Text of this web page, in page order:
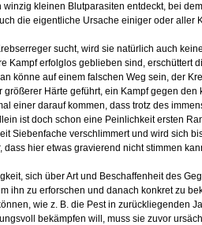
kleinen Blutparasiten entdeckt, bei
die eigentliche Ursache einiger oder aller
sucht, wird sie natürlich auch
Kampf erfolglos geblieben sind,
könne auf einem falschen Weg sein, der
größerer Härte geführt, ein Kampf gegen
einer darauf kommen, dass trotz des
ist doch schon eine Peinlichkeit ersten
Siebenfache verschlimmert und wird sich
dass hier etwas gravierend nicht stimmen
sich über Art und Beschaffenheit des
ihn zu erforschen und danach konkret zu
wie z. B. die Pest in zurückliegenden
bekämpfen will, muss sie zuvor